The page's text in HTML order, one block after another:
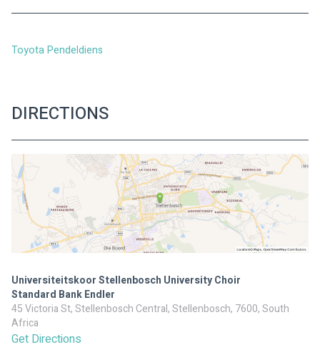
Toyota Pendeldiens
DIRECTIONS
Universiteitskoor Stellenbosch University Choir
Standard Bank Endler
45 Victoria St, Stellenbosch Central, Stellenbosch, 7600, South
Africa
Get Directions